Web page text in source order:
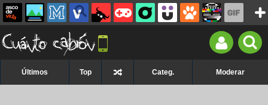
Últimos Top Categ. Moderar